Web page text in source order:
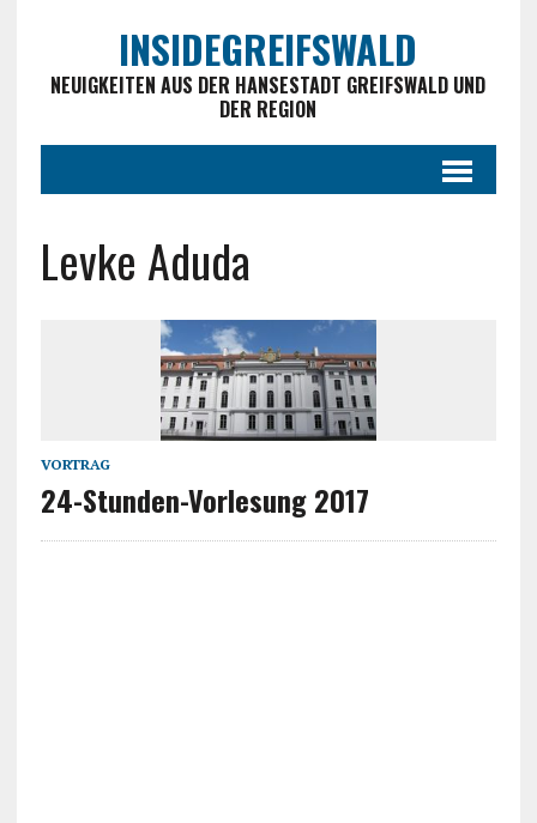
INSIDEGREIFSWALD
NEUIGKEITEN AUS DER HANSESTADT GREIFSWALD UND
DER REGION
Levke Aduda
VORTRAG
24-Stunden-Vorlesung 2017